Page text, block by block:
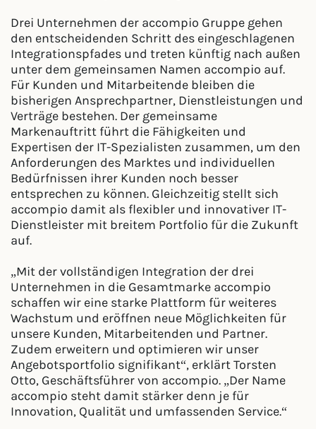
Drei Unternehmen der accompio Gruppe gehen
den entscheidenden Schritt des eingeschlagenen
Integrationspfades und treten künftig nach außen
unter dem gemeinsamen Namen accompio auf.
Für Kunden und Mitarbeitende bleiben die
bisherigen Ansprechpartner, Dienstleistungen und
Verträge bestehen. Der gemeinsame
Markenauftritt führt die Fähigkeiten und
Expertisen der IT-Spezialisten zusammen, um den
Anforderungen des Marktes und individuellen
Bedürfnissen ihrer Kunden noch besser
entsprechen zu können. Gleichzeitig stellt sich
accompio damit als flexibler und innovativer IT-
Dienstleister mit breitem Portfolio für die Zukunft
auf.
„Mit der vollständigen Integration der drei
Unternehmen in die Gesamtmarke accompio
schaffen wir eine starke Plattform für weiteres
Wachstum und eröffnen neue Möglichkeiten für
unsere Kunden, Mitarbeitenden und Partner.
Zudem erweitern und optimieren wir unser
Angebotsportfolio signifikant“, erklärt Torsten
Otto, Geschäftsführer von accompio. „Der Name
accompio steht damit stärker denn je für
Innovation, Qualität und umfassenden Service.“